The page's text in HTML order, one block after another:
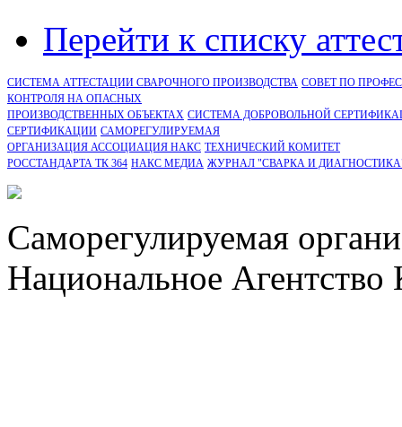
Перейти к списку
СИСТЕМА АТТЕСТАЦИИ СВАРОЧНОГО ПРОИЗВОДСТВА СОВЕТ ПО
КОНТРОЛЯ НА ОПАСНЫХ
ПРОИЗВОДСТВЕННЫХ ОБЪЕКТАХ СИСТЕМА ДОБРОВОЛЬНОЙ
CЕРТИФИКАЦИИ САМОРЕГУЛИРУЕМАЯ
ОРГАНИЗАЦИЯ АССОЦИАЦИЯ НАКС ТЕХНИЧЕСКИЙ КОМИТЕТ
РОССТАНДАРТА ТК 364 НАКС МЕДИА ЖУРНАЛ "СВАРКА И
Саморегулируемая
Национальное Агентство